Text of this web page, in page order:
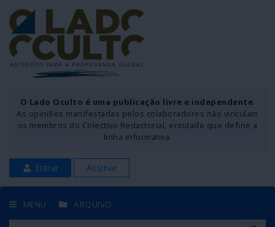
O Lado Oculto é uma publicação livre e independente.
As opiniões manifestadas pelos colaboradores não vinculam
os membros do Colectivo Redactorial, entidade que define a
linha informativa.
Entrar Assinar
MENU ARQUIVO